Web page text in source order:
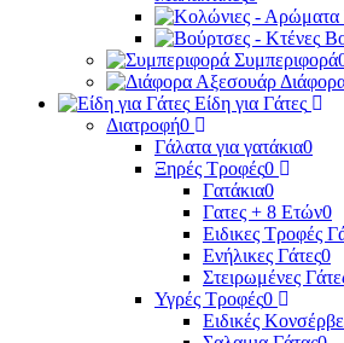
Συμπεριφορά
Είδη για Γάτες
Διατροφή0
Γάλατα για γατάκια0
Ξηρές Τροφές0
Γατάκια0
Γατες + 8 Ετών0
Ειδικες Τροφές
Ενήλικες Γάτες0
Στειρωμένες
Υγρές Τροφές0
Ειδικές